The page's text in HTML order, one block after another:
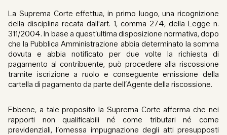
La Suprema Corte effettua, in primo luogo, una ricognizione
della disciplina recata dall'art. 1, comma 274, della Legge n.
311/2004. In base a quest’ultima disposizione normativa, dopo
che la Pubblica Amministrazione abbia determinato la somma
dovuta e abbia notificato per due volte la richiesta di
pagamento al contribuente, può procedere alla riscossione
tramite iscrizione a ruolo e conseguente emissione della
cartella di pagamento da parte dell’Agente della riscossione.
Ebbene, a tale proposito la Suprema Corte afferma che nei
rapporti non qualificabili né come tributari né come
previdenziali, l’omessa impugnazione degli atti presupposti